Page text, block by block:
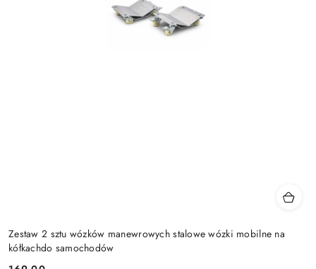
Zestaw 2 sztu wózków manewrowych stalowe wózki mobilne na
kółkachdo samochodów